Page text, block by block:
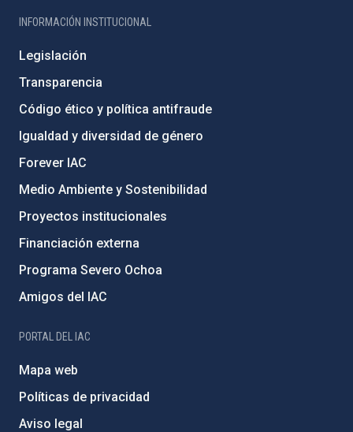
INFORMACIÓN INSTITUCIONAL
Legislación
Transparencia
Código ético y política antifraude
Igualdad y diversidad de género
Forever IAC
Medio Ambiente y Sostenibilidad
Proyectos institucionales
Financiación externa
Programa Severo Ochoa
Amigos del IAC
PORTAL DEL IAC
Mapa web
Políticas de privacidad
Aviso legal